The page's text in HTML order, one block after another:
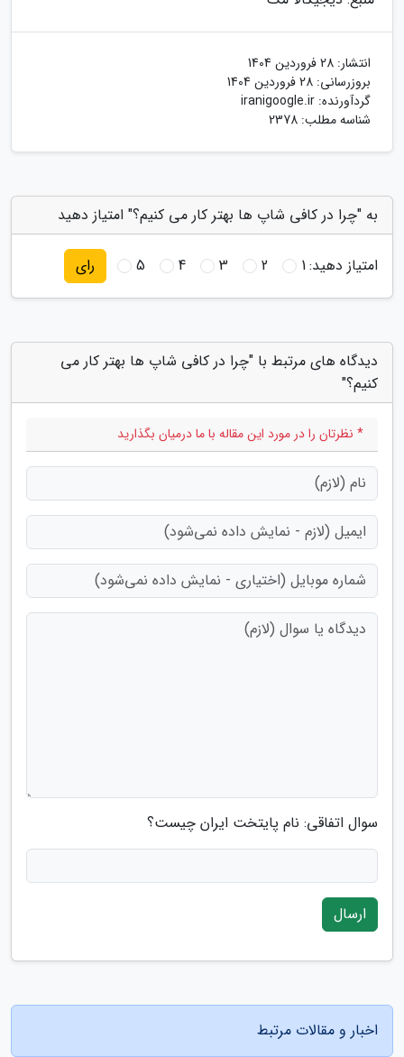
انتشار: 28 فروردین 1404
بروزرسانی: 28 فروردین 1404
گردآورنده: iranigoogle.ir
شناسه مطلب: 2378
به "چرا در کافی شاپ ها بهتر کار می کنیم؟" امتیاز دهید
امتیاز دهید:1
2
3
4
5 رای
دیدگاه های مرتبط با "چرا در کافی شاپ ها بهتر کار می
کنیم؟"
* نظرتان را در مورد این مقاله با ما درمیان بگذارید
سوال اتفاقی: نام پایتخت ایران چیست؟
ارسال
اخبار و مقالات مرتبط